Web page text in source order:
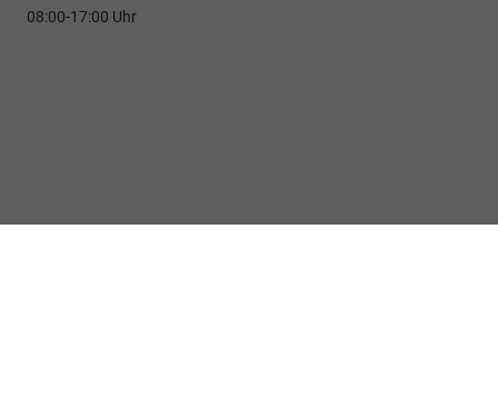
08:00-17:00 Uhr